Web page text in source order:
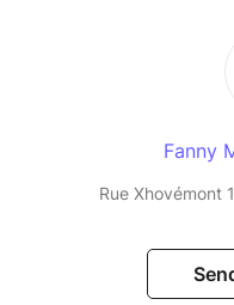
Fanny
Rue Xhovémont